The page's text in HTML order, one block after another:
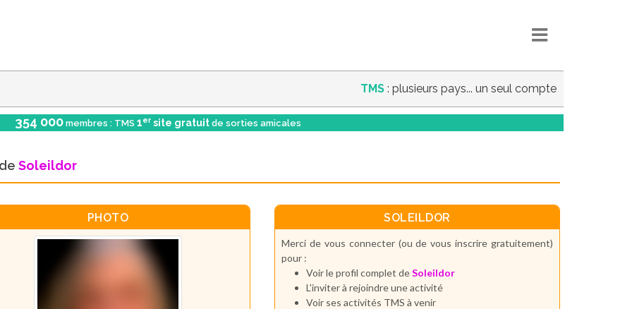
TMS : plusieurs pays... un seul compte
354 000 membres : TMS 1er site gratuit de sorties amicales
Soleildor
PHOTO SOLEILDOR
Merci de vous connecter (ou de vous inscrire gratuitement)
pour :
Voir le profil complet deSoleildor
L'inviter à rejoindre une activité
Voir ses activités TMS à venir